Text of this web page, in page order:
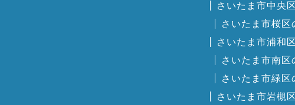
さいたま市中央
さいたま市桜
さいたま市浦和
さいたま市南
さいたま市緑
さいたま市岩槻